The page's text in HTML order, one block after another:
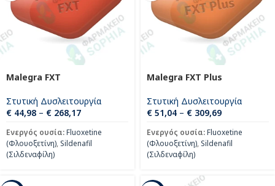
Malegra FXT
Στυτική Δυσλειτουργία
€ 44,98 – € 268,17
Ενεργός ουσία:Fluoxetine
(Φλουοξετίνη), Sildenafil
(Σιλδεναφίλη)
Malegra FXT Plus
Στυτική Δυσλειτουργία
€ 51,04 – € 309,69
Ενεργός ουσία:Fluoxetine
(Φλουοξετίνη), Sildenafil
(Σιλδεναφίλη)